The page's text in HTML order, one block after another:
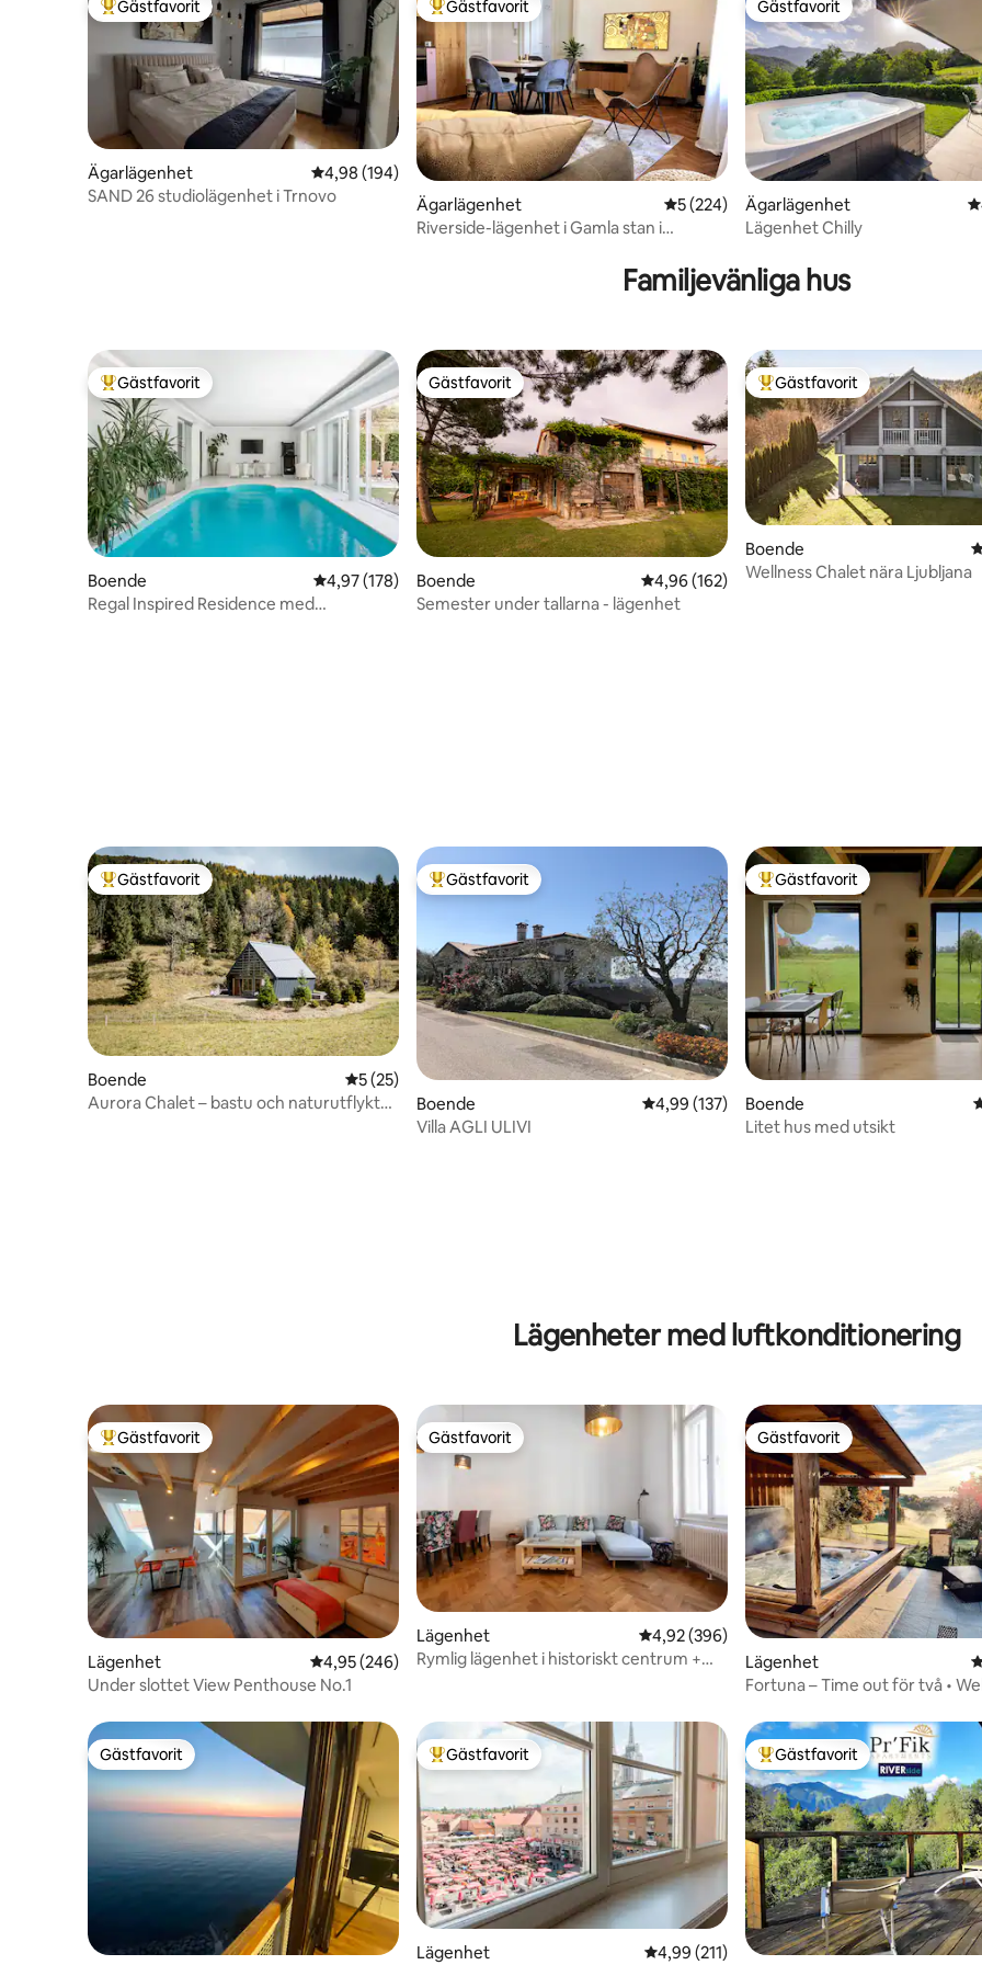
Populär gästfavorit
Gästfavorit
Ägarlägenhet 4,98 av 5 i genomsnittligt betyg, 194 omdömen
4,98 (194)
SAND 26 studiolägenhet i Trnovo
Populär gästfavorit
Gästfavorit
Ägarlägenhet 5 av 5 i genomsnittligt betyg, 224
5 (224)
Riverside-lägenhet i Gamla stan i
Gästfavorit
Gästfavorit
Ägarlägenhet
Lägenhet Chilly
Familjevänliga hus
Populär gästfavorit
Gästfavorit
Boende 4,97 av 5 i genomsnittligt betyg, 178 omdömen
4,97 (178)
Regal Inspired Residence med
Gästfavorit
Gästfavorit
Boende 4,96 av 5 i genomsnittligt betyg, 162
4,96 (162)
Semester under tallarna - lägenhet
Populär gästfavorit
Gästfavorit
Boende
Wellness Chalet nära Ljubljana
Populär gästfavorit
Gästfavorit
Boende 5 av 5 i genomsnittligt betyg, 25 omdömen
5 (25)
Aurora Chalet – bastu och naturutflykt
Populär gästfavorit
Gästfavorit
Boende 4,99 av 5 i genomsnittligt betyg, 137
4,99 (137)
Villa AGLI ULIVI
Populär gästfavorit
Gästfavorit
Boende
Litet hus med utsikt
Lägenheter med luftkonditionering
Populär gästfavorit
Gästfavorit
Lägenhet 4,95 av 5 i genomsnittligt betyg, 246 omdömen
4,95 (246)
Under slottet View Penthouse No.1
Gästfavorit
Gästfavorit
Lägenhet 4,92 av 5 i genomsnittligt betyg, 396
4,92 (396)
Rymlig lägenhet i historiskt centrum +
Gästfavorit
Gästfavorit
Lägenhet
Fortuna – Time out för två •
Gästfavorit
Gästfavorit Populär gästfavorit
Gästfavorit
Lägenhet 4,99 av 5 i genomsnittligt betyg, 211
4,99 (211)
Populär gästfavorit
Gästfavorit